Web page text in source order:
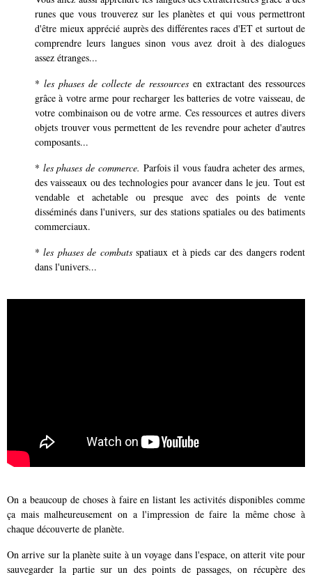
runes que vous trouverez sur les planètes et qui vous permettront
d'être mieux apprécié auprès des différentes races d'ET et surtout de
comprendre leurs langues sinon vous avez droit à des dialogues
assez étranges...
* les phases de collecte de ressources en extractant des ressources
grâce à votre arme pour recharger les batteries de votre vaisseau, de
votre combinaison ou de votre arme. Ces ressources et autres divers
objets trouver vous permettent de les revendre pour acheter d'autres
composants...
* les phases de commerce. Parfois il vous faudra acheter des armes,
des vaisseaux ou des technologies pour avancer dans le jeu. Tout est
vendable et achetable ou presque avec des points de vente
disséminés dans l'univers, sur des stations spatiales ou des batiments
commerciaux.
*les phases de combatsspatiaux et à pieds car des dangers rodent
dans l'univers...
On a beaucoup de choses à faire en listant les activités disponibles comme
ça mais malheureusement on a l'impression de faire la même chose à
chaque découverte de planète.
On arrive sur la planète suite à un voyage dans l'espace, on atterit vite pour
sauvegarder la partie sur un des points de passages, on récupère des